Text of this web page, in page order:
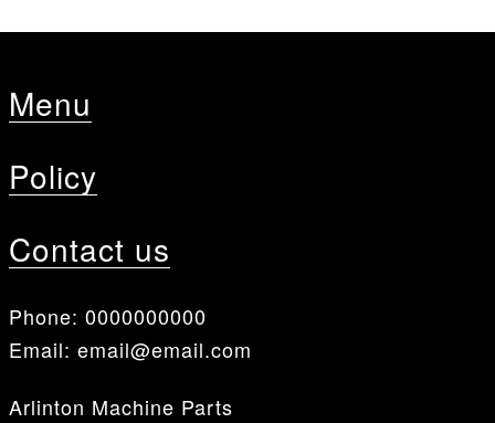
Menu
Policy
Contact us
Phone: 0000000000
Email: email@email.com
Arlinton Machine Parts